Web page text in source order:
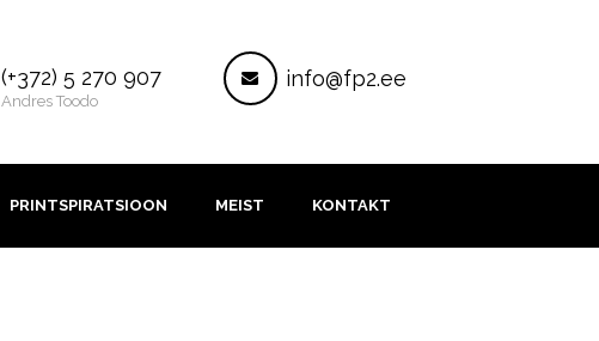
(+372) 5 270 907
Andres Toodo
Post
info@fp2.ee
PRINTSPIRATSIOON MEIST KONTAKT